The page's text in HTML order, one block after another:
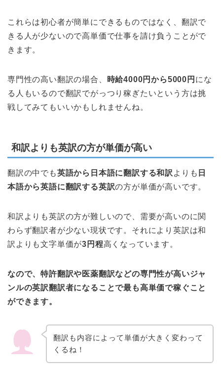
これらは初心者が簡単にできるものではなく、翻訳で
きる人が少ないので高単価で仕事を請け負うことがで
きます。
専門性の高い翻訳の場合、 時給4000円から5000円 にな
る人もいるので翻訳でがっつり稼ぎたいという方は挑
戦してみてもいいかもしれませんね。
和訳よりも英訳の方が単価が高い
翻訳の中でも英語から日本語に翻訳する和訳 よりも 日
本語から英語に翻訳する英訳の方が単価が高いです。
和訳よりも英訳の方が難しいので、需要が高いのに関
わらず翻訳者が少ない現状です。それにより英訳は和
訳よりも文字単価が3円程高くなっています。
なので、特許翻訳や医薬翻訳などの専門性が高いジャ
ンルの英訳翻訳者になることで最も高単価で稼ぐこと
ができます。
翻訳も内容によって単価が大きく変わって
くるね！